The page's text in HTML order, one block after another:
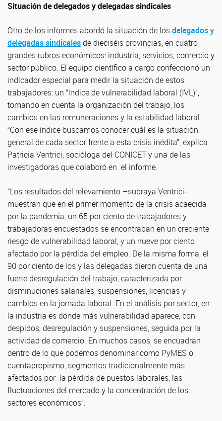
Situación de delegados y delegadas sindicales
Otro de los informes abordó la situación de losdelegados y
delegadas sindicalesde dieciséis provincias, en cuatro
grandes rubros económicos: industria, servicios, comercio y
sector público. El equipo científico a cargo confeccionó un
indicador especial para medir la situación de estos
trabajadores: un “índice de vulnerabilidad laboral (IVL)”,
tomando en cuenta la organización del trabajo, los
cambios en las remuneraciones y la estabilidad laboral.
“Con ese índice buscamos conocer cuál es la situación
general de cada sector frente a esta crisis inédita”, explica
Patricia Ventrici, socióloga del CONICET y una de las
investigadoras que colaboró en el informe.
“Los resultados del relevamiento –subraya Ventrici-
muestran que en el primer momento de la crisis acaecida
por la pandemia, un 65 por ciento de trabajadores y
trabajadoras encuestados se encontraban en un creciente
riesgo de vulnerabilidad laboral, y un nueve por ciento
afectado por la pérdida del empleo. De la misma forma, el
90 por ciento de los y las delegadas dieron cuenta de una
fuerte desregulación del trabajo, caracterizada por
disminuciones salariales, suspensiones, licencias y
cambios en la jornada laboral. En el análisis por sector, en
la industria es donde más vulnerabilidad aparece, con
despidos, desregulación y suspensiones, seguida por la
actividad de comercio. En muchos casos, se encuadran
dentro de lo que podemos denominar como PyMES o
cuentapropismo, segmentos tradicionalmente más
afectados por la pérdida de puestos laborales, las
fluctuaciones del mercado y la concentración de los
sectores económicos”.